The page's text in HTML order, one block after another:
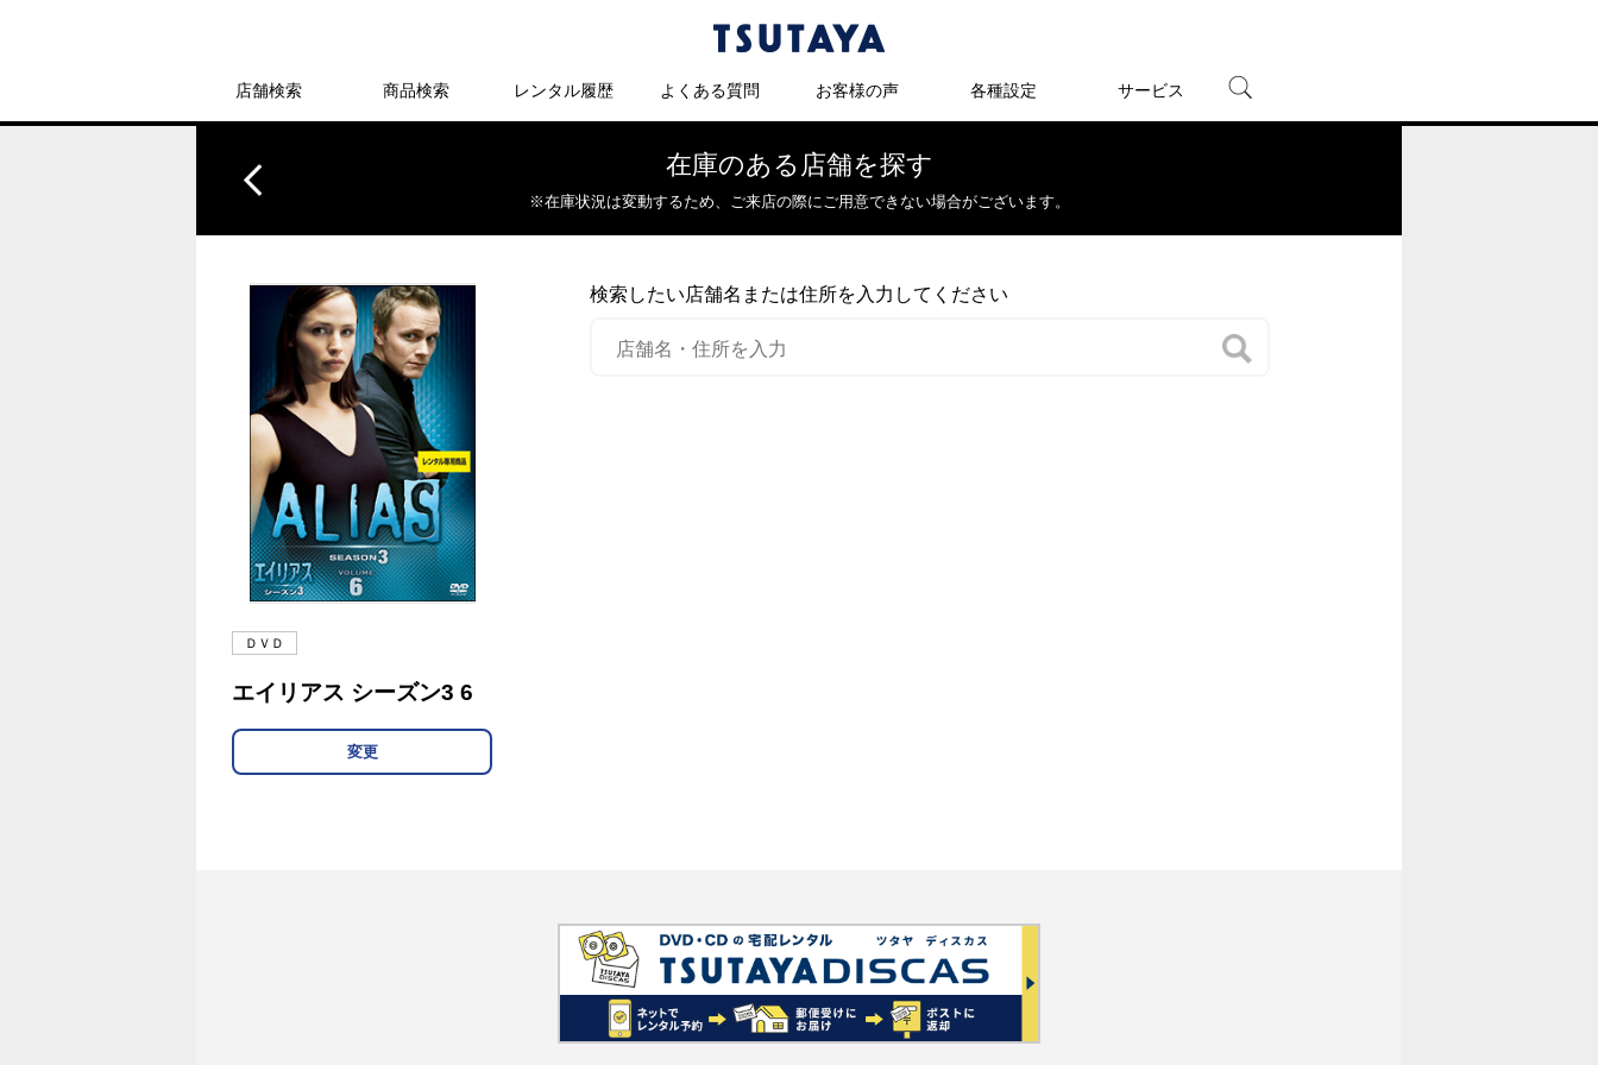
店舗検索 商品検索 レンタル履歴 よくある質問 お客様の声 各種設定 サービス
在庫のある店舗を探す
※在庫状況は変動するため、 ご来店の際にご用意できない場合がございます。
ＤＶＤ
エイリアス シーズン3 6
変更
検索したい店舗名または住所を入力してください